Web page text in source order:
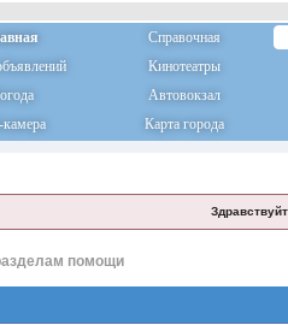
Справочная
Кинотеатры
Автовокзал
Карта города
помощи